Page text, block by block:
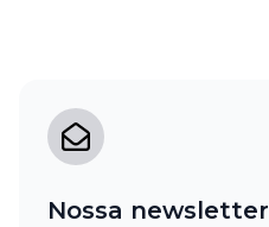
Nossa newsletter